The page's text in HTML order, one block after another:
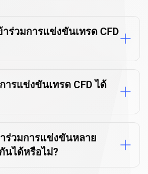
ย
ร
ร่วมการแข่งขันเทรด CFD
ารแข่งขันเทรด CFD ได้
ร่วมการแข่งขันหลาย
นได้หรือไม่?